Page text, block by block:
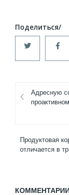
Адресную
Продуктовая
отличается в